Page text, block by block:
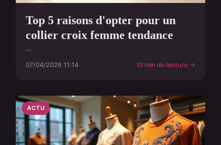
Top 5 raisons d'opter pour un
collier croix femme tendance
...
07/04/2026 11:14 10 min de lecture →
ACTU